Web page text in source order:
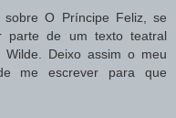
O Príncipe Feliz, se
parte de um texto teatral
Deixo assim o meu
me escrever para que